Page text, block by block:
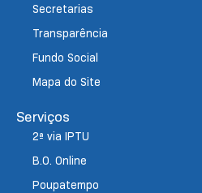
Secretarias
Transparência
Fundo Social
Mapa do Site
Serviços
2ª via IPTU
B.O. Online
Poupatempo